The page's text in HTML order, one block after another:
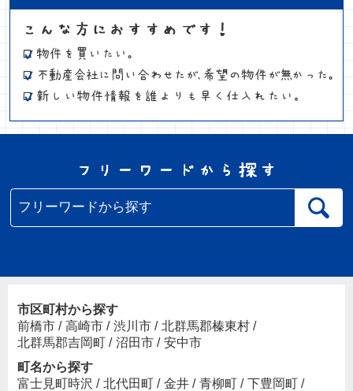
市区町村から探す
前橋市 / 高崎市 / 渋川市 / 北群馬郡榛東村 /
北群馬郡吉岡町 / 沼田市 / 安中市
町名から探す
富士見町時沢 / 北代田町 / 金井 / 青柳町 / 下豊岡町 /